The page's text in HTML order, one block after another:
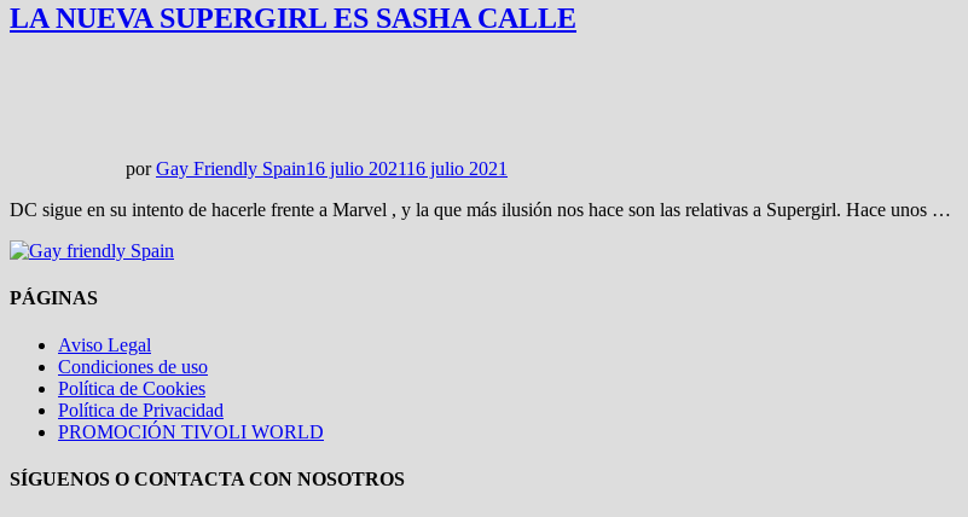
LA NUEVA SUPERGIRL ES SASHA CALLE
porGay Friendly Spain16 julio 202116 julio 2021
DC sigue en su intento de hacerle frente a Marvel , y la que más ilusión nos hace son las relativas a Supergirl. Hace unos …
PÁGINAS
Aviso Legal
Condiciones de uso
Política de Cookies
Política de Privacidad
PROMOCIÓN TIVOLI WORLD
SÍGUENOS O CONTACTA CON NOSOTROS